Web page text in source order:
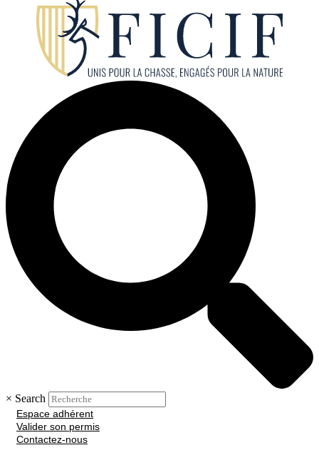
× Search
Espace adhérent
Valider son permis
Contactez-nous